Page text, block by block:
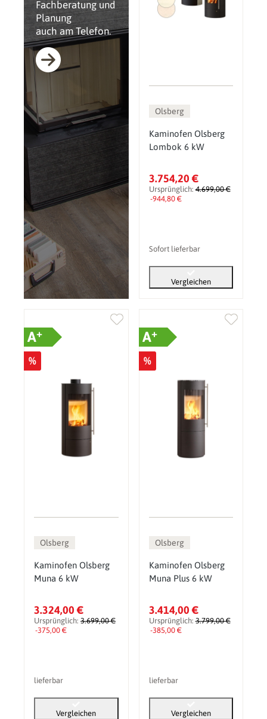
Fachberatung und
Planung
auch am Telefon.
Olsberg
Kaminofen Olsberg
Lombok 6 kW
3.754,20 €
Ursprünglich:4.699,00 €
-944,80 €
Sofort lieferbar
Vergleichen
A+
%
Olsberg
Kaminofen Olsberg
Muna 6 kW
3.324,00 €
Ursprünglich: 3.699,00 €
-375,00 €
lieferbar
Vergleichen
A+
%
Olsberg
Kaminofen Olsberg
Muna Plus 6 kW
3.414,00 €
Ursprünglich:3.799,00 €
-385,00 €
lieferbar
Vergleichen